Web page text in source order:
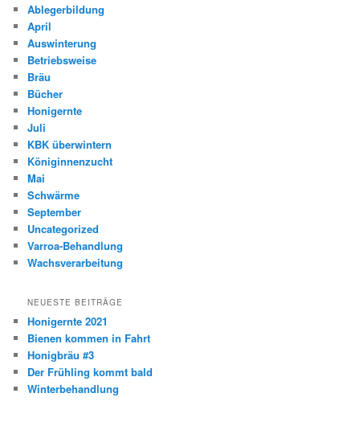
n
Ablegerbildung
April
Auswinterung
Betriebsweise
Bräu
Bücher
Honigernte
Juli
KBK überwintern
Königinnenzucht
Mai
Schwärme
September
Uncategorized
Varroa-Behandlung
Wachsverarbeitung
NEUESTE BEITRÄGE
Honigernte 2021
Bienen kommen in Fahrt
Honigbräu #3
Der Frühling kommt bald
Winterbehandlung